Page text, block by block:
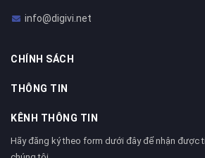
info@digivi.net
CHÍNH SÁCH
THÔNG TIN
KÊNH THÔNG TIN
Hãy đăng ký theo form dưới đây để nhận được